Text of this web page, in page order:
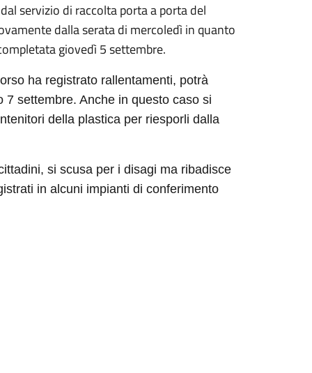
servizio di raccolta porta a porta del
dalla serata di mercoledì in quanto
giovedì 5 settembre.
ha registrato rallentamenti, potrà
settembre. Anche in questo caso si
della plastica per riesporli dalla
si scusa per i disagi ma ribadisce
in alcuni impianti di conferimento